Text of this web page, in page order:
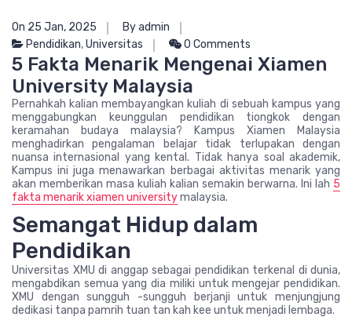
On 25 Jan, 2025
By admin
Pendidikan,Universitas 0 Comments
5 Fakta Menarik Mengenai Xiamen
University Malaysia
Pernahkah kalian membayangkan kuliah di sebuah kampus yang
menggabungkan keunggulan pendidikan tiongkok dengan
keramahan budaya malaysia? Kampus Xiamen Malaysia
menghadirkan pengalaman belajar tidak terlupakan dengan
nuansa internasional yang kental. Tidak hanya soal akademik,
Kampus ini juga menawarkan berbagai aktivitas menarik yang
akan memberikan masa kuliah kalian semakin berwarna. Ini lah 5
fakta menarik xiamen universitymalaysia.
Semangat Hidup dalam
Pendidikan
Universitas XMU di anggap sebagai pendidikan terkenal di dunia,
mengabdikan semua yang dia miliki untuk mengejar pendidikan.
XMU dengan sungguh -sungguh berjanji untuk menjungjung
dedikasi tanpa pamrih tuan tan kah kee untuk menjadi lembaga.